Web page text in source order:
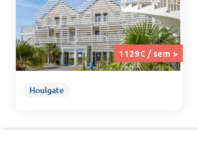
1129€ / sem >
Houlgate